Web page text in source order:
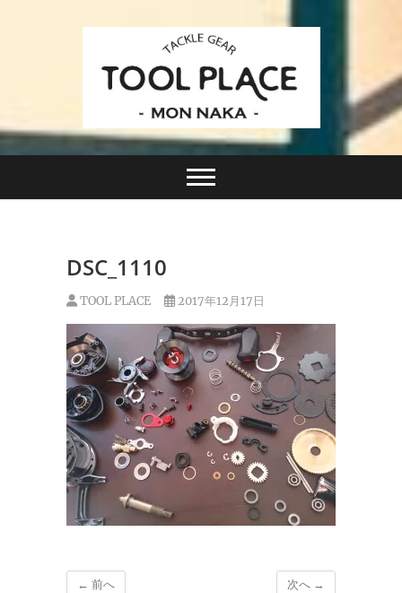
TACKLE GEAR
TOOL PLACE ツー
小さなルアーフィッシングショップ「ツールプレイ
ス」が門前仲町に近日オープン！
DSC_1110
TOOL PLACE 2017年12月17日
← 前へ 次へ →